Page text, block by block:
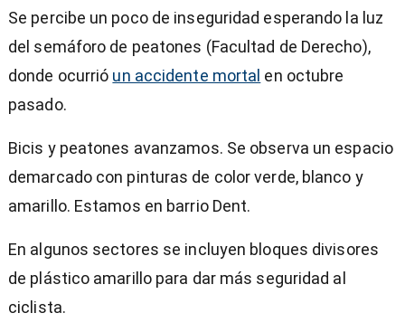
Se percibe un poco de inseguridad esperando la luz
del semáforo de peatones (Facultad de Derecho),
donde ocurrió un accidente mortal en octubre
pasado.
Bicis y peatones avanzamos. Se observa un espacio
demarcado con pinturas de color verde, blanco y
amarillo. Estamos en barrio Dent.
En algunos sectores se incluyen bloques divisores
de plástico amarillo para dar más seguridad al
ciclista.